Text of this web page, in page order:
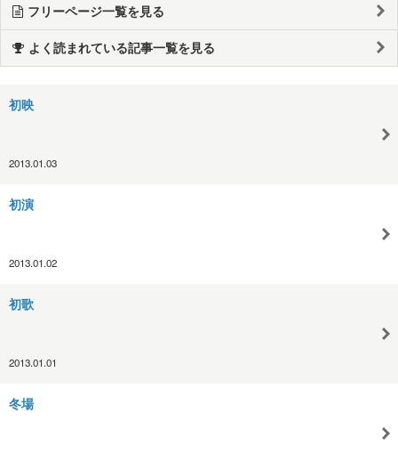
フリーページ一覧を見る
よく読まれている記事一覧を見る
初映
2013.01.03
初演
2013.01.02
初歌
2013.01.01
冬場